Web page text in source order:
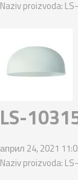
Naziv proizvoda:
LS-
април 24, 2021
Naziv proizvoda: